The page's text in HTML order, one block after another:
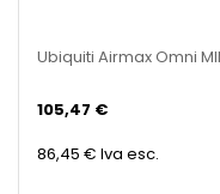
Ubiquiti Airmax Omni
105,47 €
86,45 € Iva esc.